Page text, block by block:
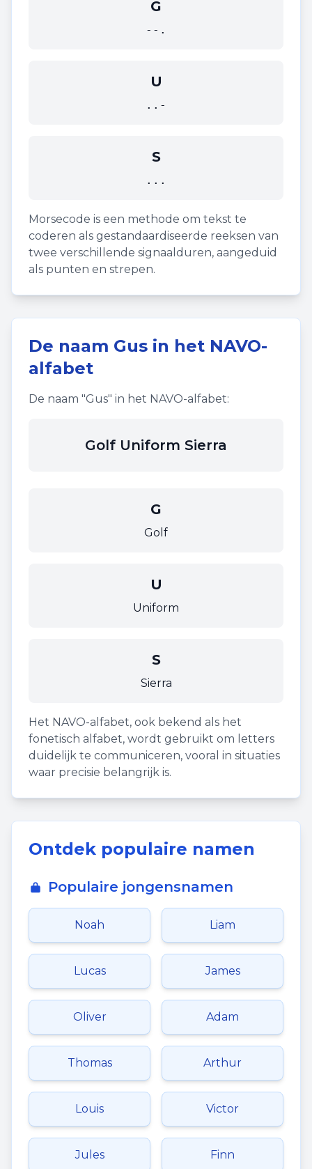
G
--.
U
..-
S
...
Morsecode is een methode om tekst te
coderen als gestandaardiseerde reeksen van
twee verschillende signaalduren, aangeduid
als punten en strepen.
De naam Gus in het NAVO-
alfabet
De naam "Gus" in het NAVO-alfabet:
Golf Uniform Sierra
G
Golf
U
Uniform
S
Sierra
Het NAVO-alfabet, ook bekend als het
fonetisch alfabet, wordt gebruikt om letters
duidelijk te communiceren, vooral in situaties
waar precisie belangrijk is.
Ontdek populaire namen
Populaire jongensnamen
Noah Liam
Lucas James
Oliver Adam
Thomas Arthur
Louis Victor
Jules Finn